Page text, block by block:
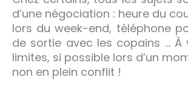
d’une négociation : heure du
lors du week-end, téléphone
de sortie avec les copains … À
limites, si possible lors d’un
non en plein conflit !